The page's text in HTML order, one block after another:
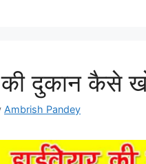
की दुकान कैसे
Ambrish Pandey